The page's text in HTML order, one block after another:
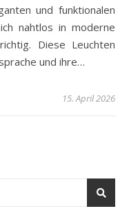
und funktionalen
nahtlos in moderne
Diese Leuchten
und ihre…
15. April 2026